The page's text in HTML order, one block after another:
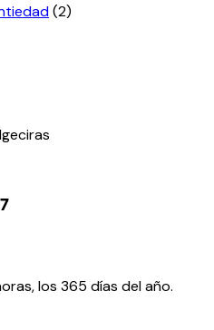
(2)
los 365 días del año.